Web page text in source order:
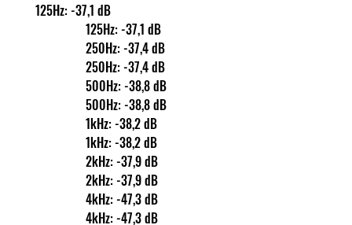
125Hz: -37,1 dB
                125Hz: -37,1 dB
                250Hz: -37,4 dB
                250Hz: -37,4 dB
                500Hz: -38,8 dB
                500Hz: -38,8 dB
                1kHz: -38,2 dB
                1kHz: -38,2 dB
                2kHz: -37,9 dB
                2kHz: -37,9 dB
                4kHz: -47,3 dB
                4kHz: -47,3 dB